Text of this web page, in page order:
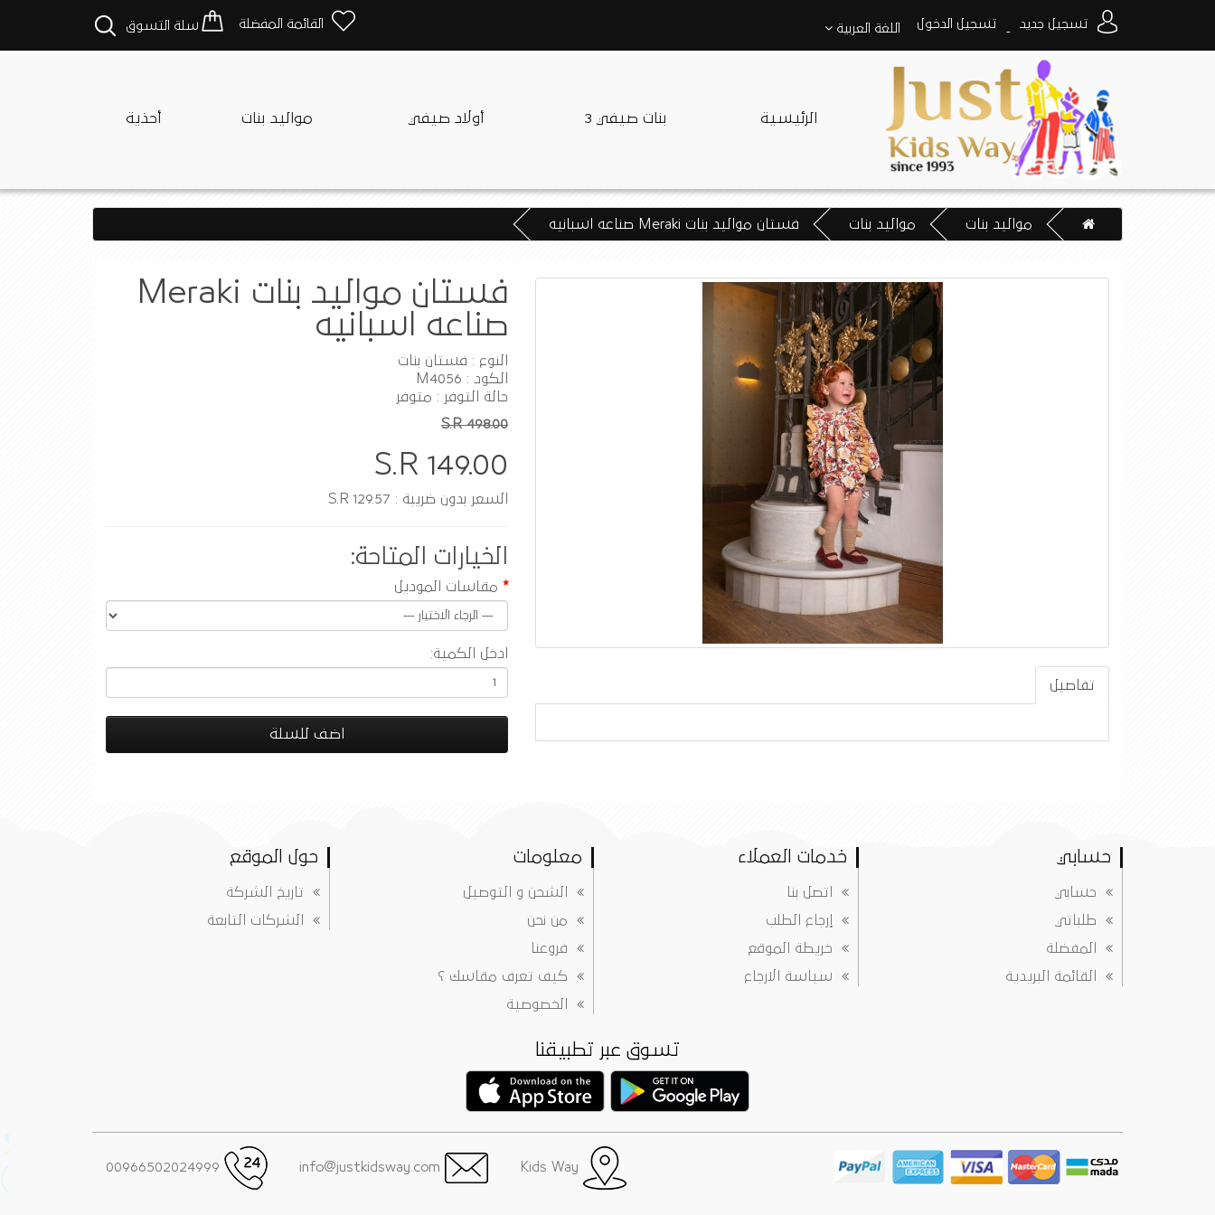
القائمة المفضلة سلة التسوق تسجيل جديد
-
تسجيل الدخول اللغة العربية
الرئيسية بنات صيفي 3 أولاد صيفي مواليد بنات أحذية
مواليد بنات مواليد بنات فستان مواليد بنات Meraki صناعه اسبانيه
تفاصيل
فستان مواليد بنات Meraki
صناعه اسبانيه
النوع : فستان بنات
الكود : M4056
حالة التوفر : متوفر
S.R 498.00
S.R 149.00
السعر بدون ضريبة : S.R 129.57
الخيارات المتاحة:
مقاسات الموديل
ادخل الكمية:
اضف للسلة
حسابي
حسابي
طلباتي
المفضلة
القائمة البريدية
خدمات العملاء
اتصل بنا
إرجاع الطلب
خريطة الموقع
سياسة الارجاع
معلومات
الشحن و التوصيل
من نحن
فروعنا
كيف تعرف مقاسك ؟
الخصوصية
حول الموقع
تاريخ الشركة
الشركات التابعة
تسوق عبر تطبيقنا